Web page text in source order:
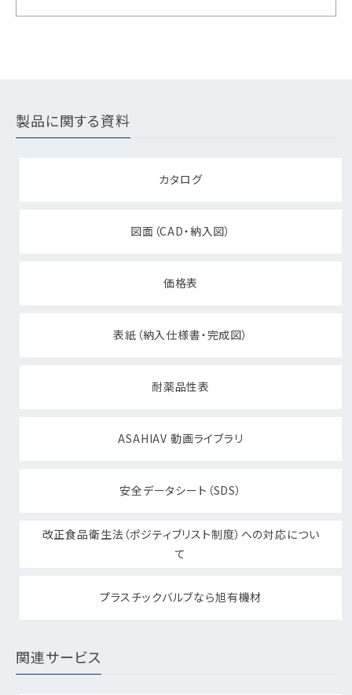
製品に関する資料
カタログ
図面（CAD・納入図）
価格表
表紙（納入仕様書・完成図）
耐薬品性表
ASAHIAV 動画ライブラリ
安全データシート（SDS）
改正食品衛生法（ポジティブリスト制度）への対応につい
て
プラスチックバルブなら旭有機材
関連サービス